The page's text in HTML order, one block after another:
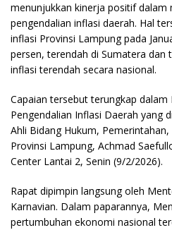
menunjukkan kinerja positif dalam
pengendalian inflasi daerah. Hal
inflasi Provinsi Lampung pada
persen, terendah di Sumatera dan
inflasi terendah secara nasional.
Capaian tersebut terungkap dalam
Pengendalian Inflasi Daerah yang
Ahli Bidang Hukum,
Provinsi Lampung, Achmad
Center Lantai 2, Senin (9/2/2026).
Rapat dipimpin langsung oleh
Karnavian. Dalam paparannya,
pertumbuhan ekonomi nasional